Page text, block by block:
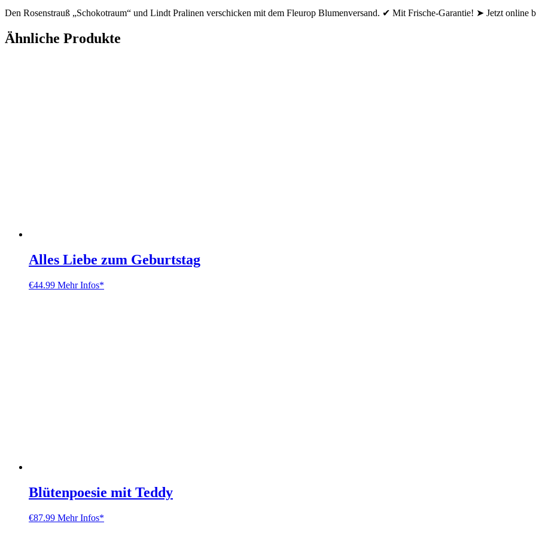
Den Rosenstrauß „Schokotraum“ und Lindt Pralinen verschicken mit dem Fleurop Blumenversand. ✔ Mit Frische-Garantie! ➤ Jetzt online
Ähnliche Produkte
Alles Liebe zum Geburtstag
€44.99 Mehr Infos*
Blütenpoesie mit Teddy
€87.99 Mehr Infos*